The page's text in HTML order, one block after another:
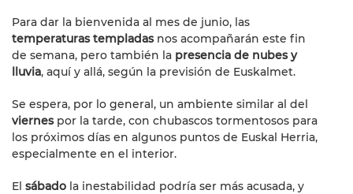
Para dar la bienvenida al mes de junio, las
temperaturas templadasnos acompañarán este fin
de semana, pero también la presencia de nubes y
lluvia, aquí y allá, según la previsión de Euskalmet.
Se espera, por lo general, un ambiente similar al del
viernespor la tarde, con chubascos tormentosos para
los próximos días en algunos puntos de Euskal Herria,
especialmente en el interior.
El sábado la inestabilidad podría ser más acusada, y